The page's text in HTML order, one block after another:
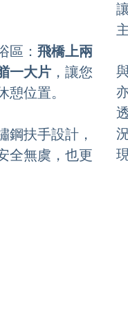
區：飛橋上兩
一大片 ，讓您
憩位置。
鋼扶手設計，
全無虞，也更